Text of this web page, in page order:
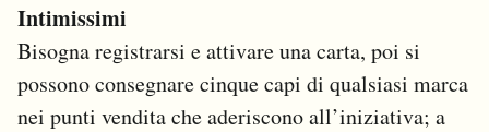
Intimissimi
Bisogna registrarsi e attivare una carta, poi si
possono consegnare cinque capi di qualsiasi marca
nei punti vendita che aderiscono all’iniziativa; a